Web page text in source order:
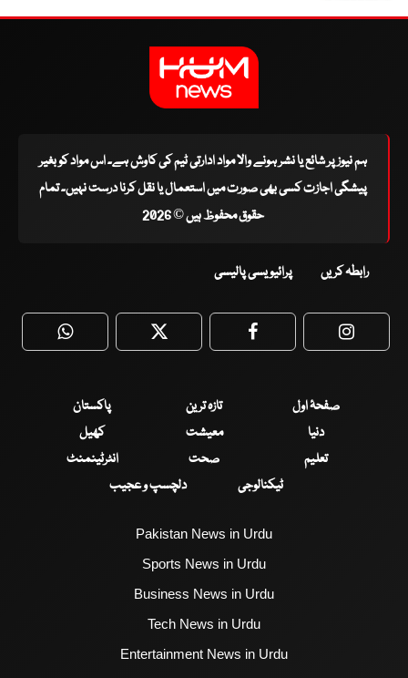
ہم نیوز پر شائع یا نشر ہونے والا مواد ادارتی ٹیم کی کاوش ہے۔ اس مواد کو بغیر
پیشگی اجازت کسی بھی صورت میں استعمال یا نقل کرنا درست نہیں۔ تمام
حقوق محفوظ ہیں © 2026
رابطہ کریں پرائیویسی پالیسی
WhatsApp Twitter Facebook
صفحۂ اول تازہ ترین
پاکستان
دنیا
معیشت
کھیل
تعلیم
صحت
انٹرٹینمنٹ
ٹیکنالوجی
دلچسپ و عجیب
Pakistan News in Urdu
Sports News in Urdu
Business News in Urdu
Tech News in Urdu
Entertainment News in Urdu